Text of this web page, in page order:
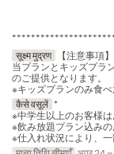
सूक्ष्म मुद्रण
【注意事項】
当プランとキッズプラ
のご提供となります。
※キッズプランのみ食
कैसे वसूलें *
※中学生以上のお客様は
※飲み放題プラン込み
※仕入れ状況により、